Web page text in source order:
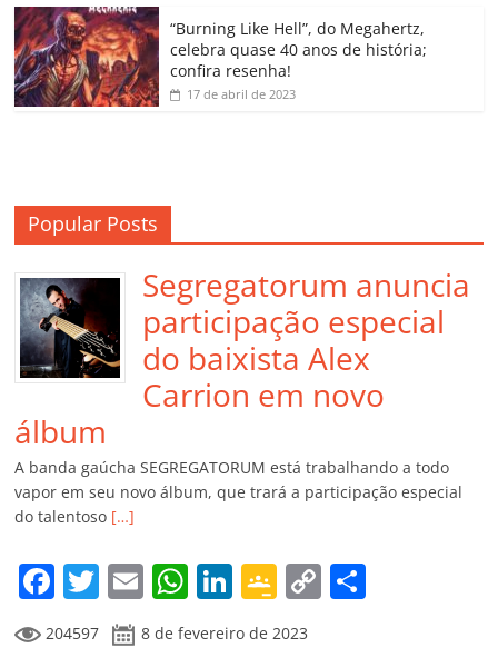
o
m
“Burning Like Hell”, do Megahertz,
celebra quase 40 anos de história;
confira resenha!
17 de abril de 2023
Popular Posts
Segregatorum anuncia
participação especial
do baixista Alex
Carrion em novo
álbum
A banda gaúcha SEGREGATORUM está trabalhando a todo
vapor em seu novo álbum, que trará a participação especial
do talentoso […]
F
a
T
w
E
m
W Li G
o
C
204597 8 de fevereiro de 2023